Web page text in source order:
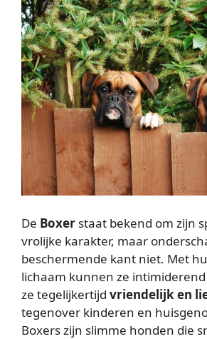
De Boxer staat bekend om zijn
vrolijke karakter, maar
beschermende kant niet. Met
lichaam kunnen ze
ze tegelijkertijd vriendelijk en
tegenover kinderen en
Boxers zijn slimme honden die